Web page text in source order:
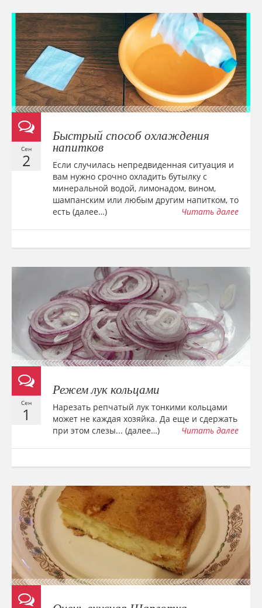
Сен
2
Быстрый способ охлаждения
напитков
Если случилась непредвиденная ситуация и
вам нужно срочно охладить бутылку с
минеральной водой, лимонадом, вином,
шампанским или любым другим напитком, то
есть (далее…)
Читать далее
Сен
1
Режем лук кольцами
Нарезать репчатый лук тонкими кольцами
может не каждая хозяйка. Да еще и сдержать
при этом слезы... (далее…)
Читать далее